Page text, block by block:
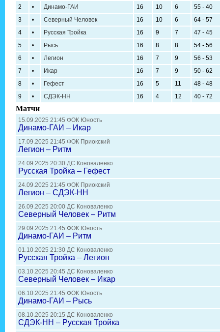
2
• Динамо-ГАИ 16 10 6
55 - 40
3
• Северный Человек 16 10 6
64 - 57
4
• Русская Тройка 16 9 7
47 - 45
5
• Рысь 16 8 8
54 - 56
6
• Легион 16 7 9
56 - 53
7
• Икар 16 7 9
50 - 62
8
• Гефест 16 5 11
48 - 48
9
• СДЭК-НН 16 4 12 40 - 72
Матчи
15.09.2025 21:45 ФОК Юность
Динамо-ГАИ – Икар
17.09.2025 21:45 ФОК Приокский
Легион – Ритм
24.09.2025 20:30 ДС Коноваленко
Русская Тройка – Гефест
24.09.2025 21:45 ФОК Приокский
Легион – СДЭК-НН
26.09.2025 20:00 ДС Коноваленко
Северный Человек – Ритм
29.09.2025 21:45 ФОК Юность
Динамо-ГАИ – Ритм
01.10.2025 21:30 ДС Коноваленко
Русская Тройка – Легион
03.10.2025 20:45 ДС Коноваленко
Северный Человек – Икар
06.10.2025 21:45 ФОК Юность
Динамо-ГАИ – Рысь
08.10.2025 20:15 ДС Коноваленко
СДЭК-НН – Русская Тройка